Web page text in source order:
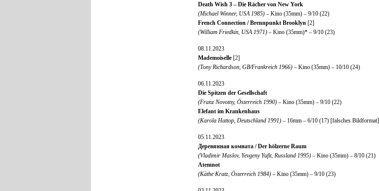
Death Wish 3 – Die Rächer von New York
(Michael Winner, USA 1985) – Kino (35mm) – 9/10 (22)
French Connection / Brennpunkt Brooklyn [2]
(William Friedkin, USA 1971) – Kino (35mm)* – 9/10 (23)
08.11.2023
Mademoiselle [2]
(Tony Richardson, GB/Frankreich 1966) – Kino (35mm) – 10/10 (24)
06.11.2023
Die Spitzen der Gesellschaft
(Franz Novotny, Österreich 1990) – Kino (35mm) – 9/10 (22)
Elefant im Krankenhaus
(Karola Hattop, Deutschland 1991) – 16mm – 6/10 (17) [falsches Bildformat]
05.11.2023
Деревянная комната / Der hölzerne Raum
(Vladimir Maslov, Yevgeny Yufit, Russland 1995) – Kino (35mm) – 8/10 (21)
Atemnot
(Käthe Kratz, Österreich 1984) – Kino (35mm) – 9/10 (23)